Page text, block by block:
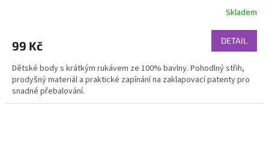
Skladem
99 Kč DETAIL
Dětské body s krátkým rukávem ze 100% bavlny. Pohodlný střih,
prodyšný materiál a praktické zapínání na zaklapovací patenty pro
snadné přebalování.